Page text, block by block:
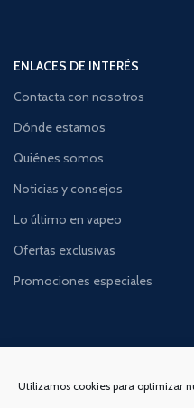
Utilizamos cookies para optimizar
ENLACES DE INTERÉS
Contacta con nosotros
Dónde estamos
Quiénes somos
Noticias y consejos
Lo último en vapeo
Ofertas exclusivas
Promociones especiales